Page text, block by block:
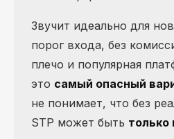
Звучит идеально для
порог входа, без
плечо и популярная
это самый опасный
не понимает, что без
STP может быть только